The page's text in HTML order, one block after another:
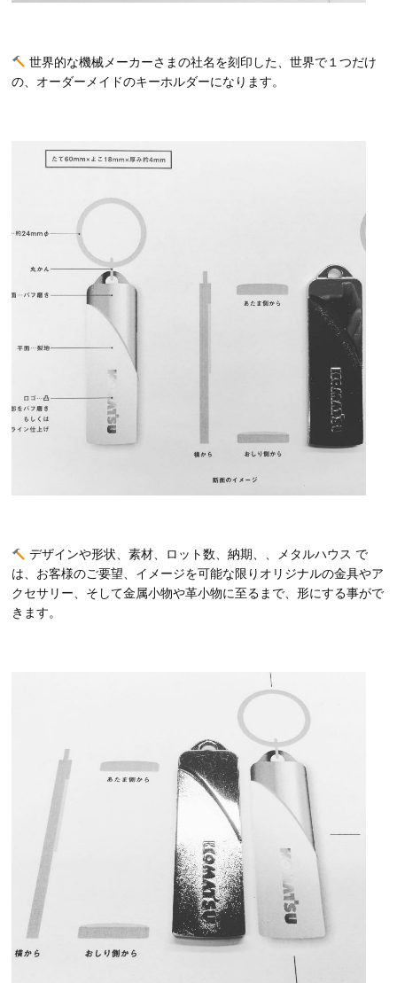
世界的な機械メーカーさまの社名を刻印した、世界で１つだけ
の、オーダーメイドのキーホルダーになります。
デザインや形状、素材、ロット数、納期、、メタルハウス で
は、お客様のご要望、イメージを可能な限りオリジナルの金具やア
クセサリー、そして金属小物や革小物に至るまで、形にする事がで
きます。